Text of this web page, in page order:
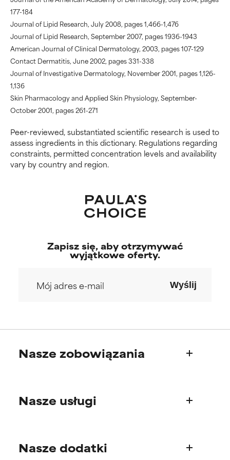
177-184
Journal of Lipid Research, July 2008, pages 1,466-1,476
Journal of Lipid Research, September 2007, pages 1936-1943
American Journal of Clinical Dermatology, 2003, pages 107-129
Contact Dermatitis, June 2002, pages 331-338
Journal of Investigative Dermatology, November 2001, pages 1,126-
1,136
Skin Pharmacology and Applied Skin Physiology, September-
October 2001, pages 261-271
Peer-reviewed, substantiated scientific research is used to
assess ingredients in this dictionary. Regulations regarding
constraints, permitted concentration levels and availability
vary by country and region.
więcej szkody niż pożytku.
BRAK OCENY
Nie oceniliśmy jeszcze tego
składnika, ponieważ nie
mieliśmy okazji przeanalizować
więcej szkody niż pożytku.
BRAK OCENY
Nie oceniliśmy jeszcze tego
składnika, ponieważ nie
mieliśmy okazji przeanalizować
Zapisz się, aby otrzymywać
wyjątkowe oferty.
Wyślij
Nasze zobowiązania
Nasza historia
Nasze usługi
Najczęściej zadawane pytania
Nasze dodatki